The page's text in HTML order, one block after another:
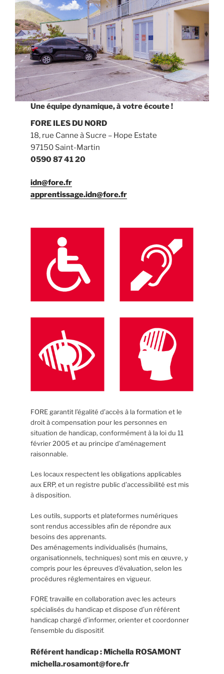
Une équipe dynamique, à votre écoute !
FORE ILES DU NORD
18, rue Canne à Sucre – Hope Estate
97150 Saint-Martin
0590 87 41 20
idn@fore.fr
apprentissage.idn@fore.fr
FORE garantit l’égalité d’accès à la formation et le
droit à compensation pour les personnes en
situation de handicap, conformément à la loi du 11
février 2005 et au principe d’aménagement
raisonnable.
Les locaux respectent les obligations applicables
aux ERP, et un registre public d’accessibilité est mis
à disposition.
Les outils, supports et plateformes numériques
sont rendus accessibles afin de répondre aux
besoins des apprenants.
Des aménagements individualisés (humains,
organisationnels, techniques) sont mis en œuvre, y
compris pour les épreuves d’évaluation, selon les
procédures réglementaires en vigueur.
FORE travaille en collaboration avec les acteurs
spécialisés du handicap et dispose d’un référent
handicap chargé d’informer, orienter et coordonner
l’ensemble du dispositif.
Référent handicap : Michella ROSAMONT
michella.rosamont@fore.fr